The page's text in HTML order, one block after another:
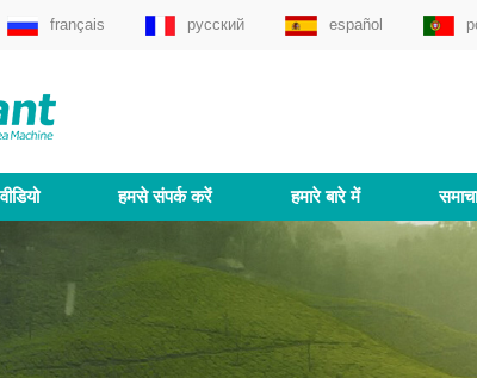
français русский español
वीडियो हमसे संपर्क करें हमारे बारे में